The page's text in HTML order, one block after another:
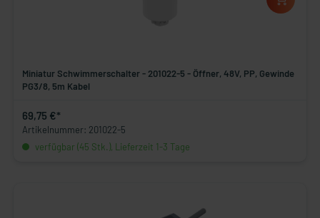
Miniatur Schwimmerschalter - 201022-5 - Öffner, 48V, PP, Gewinde
PG3/8, 5m Kabel
69,75 €*
Artikelnummer: 201022-5
verfügbar (45 Stk.), Lieferzeit 1-3 Tage